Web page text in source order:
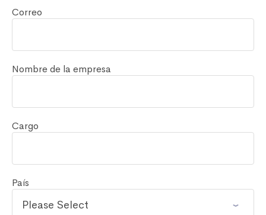
Correo
Nombre de la empresa
Cargo
País